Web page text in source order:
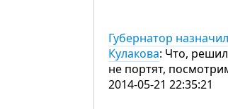
Губернатор
Кулакова: Что,
не портят,
2014-05-21 22:35:21